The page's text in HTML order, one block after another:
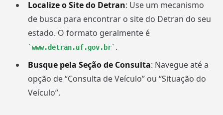
Localize o Site do Detran: Use um mecanismo
de busca para encontrar o site do Detran do seu
estado. O formato geralmente é
www.detran.uf.gov.br .
Busque pela Seção de Consulta: Navegue até a
opção de “Consulta de Veículo” ou “Situação do
Veículo”.